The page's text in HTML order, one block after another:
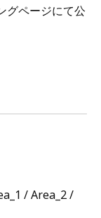
グページにて公
/ Area_2 /